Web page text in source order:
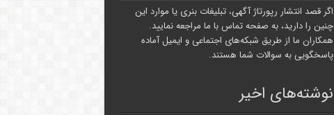
اگر قصد انتشار رپورتاژ آگهی، تبلیغات بنری یا موارد این
چنین را دارید، به صفحه تماس با ما مراجعه نمایید.
همکاران ما از طریق شبکه‌های اجتماعی و ایمیل آماده
پاسخگویی به سوالات شما هستند.
نوشته‌های اخیر